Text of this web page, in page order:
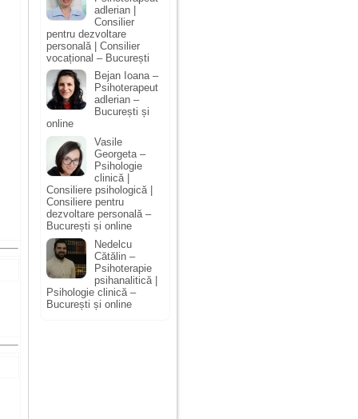
adlerian |
Consilier
pentru dezvoltare
personală | Consilier
vocațional – București
Bejan Ioana –
Psihoterapeut
adlerian –
București și
online
Vasile
Georgeta –
Psihologie
clinică |
Consiliere psihologică |
Consiliere pentru
dezvoltare personală –
București și online
Nedelcu
Cătălin –
Psihoterapie
psihanalitică |
Psihologie clinică –
București și online